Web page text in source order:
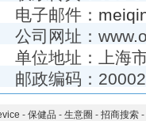
电子邮件：
公司网址：
单位地址：上海
邮政编码：
- 保健品 - 生意圈 - 招商搜索 -